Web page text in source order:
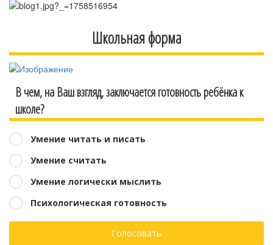
Школьная форма
В чем, на Ваш взгляд, заключается готовность ребёнка к
школе?
Умение читать и писать
Умение считать
Умение логически мыслить
Психологическая готовность
Голосовать